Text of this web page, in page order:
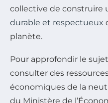
collective de construire
durable et respectueux
planète.
Pour approfondir le
consulter des
économiques de la
du Ministère de